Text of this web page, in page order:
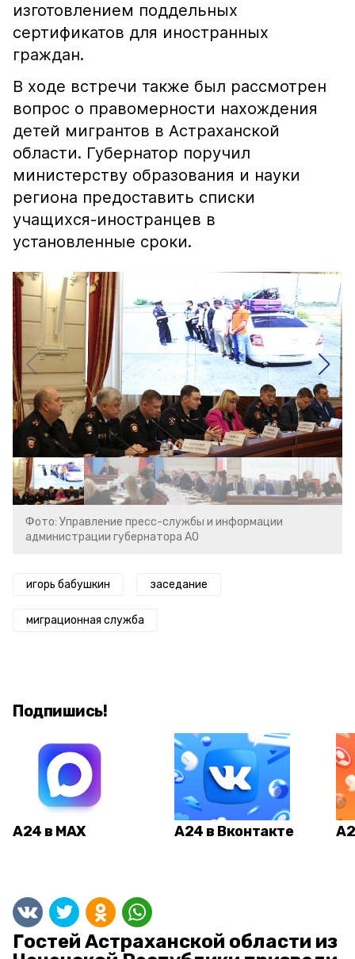
изготовлением поддельных
сертификатов для иностранных
граждан.
В ходе встречи также был рассмотрен
вопрос о правомерности нахождения
детей мигрантов в Астраханской
области. Губернатор поручил
министерству образования и науки
региона предоставить списки
учащихся-иностранцев в
установленные сроки.
Фото: Управление пресс-службы и информации
администрации губернатора АО
игорь бабушкин заседание
миграционная служба
Подпишись!
А24 в MAX А24 в Вконтакте
Гостей Астраханской области из